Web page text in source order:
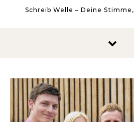
Schreib Welle – Deine